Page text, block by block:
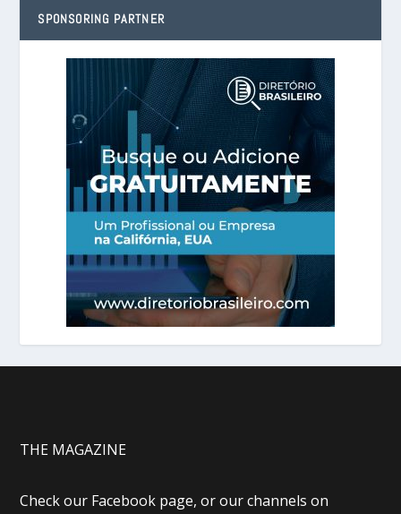
SPONSORING PARTNER
THE MAGAZINE
Check our Facebook page, or our channels on